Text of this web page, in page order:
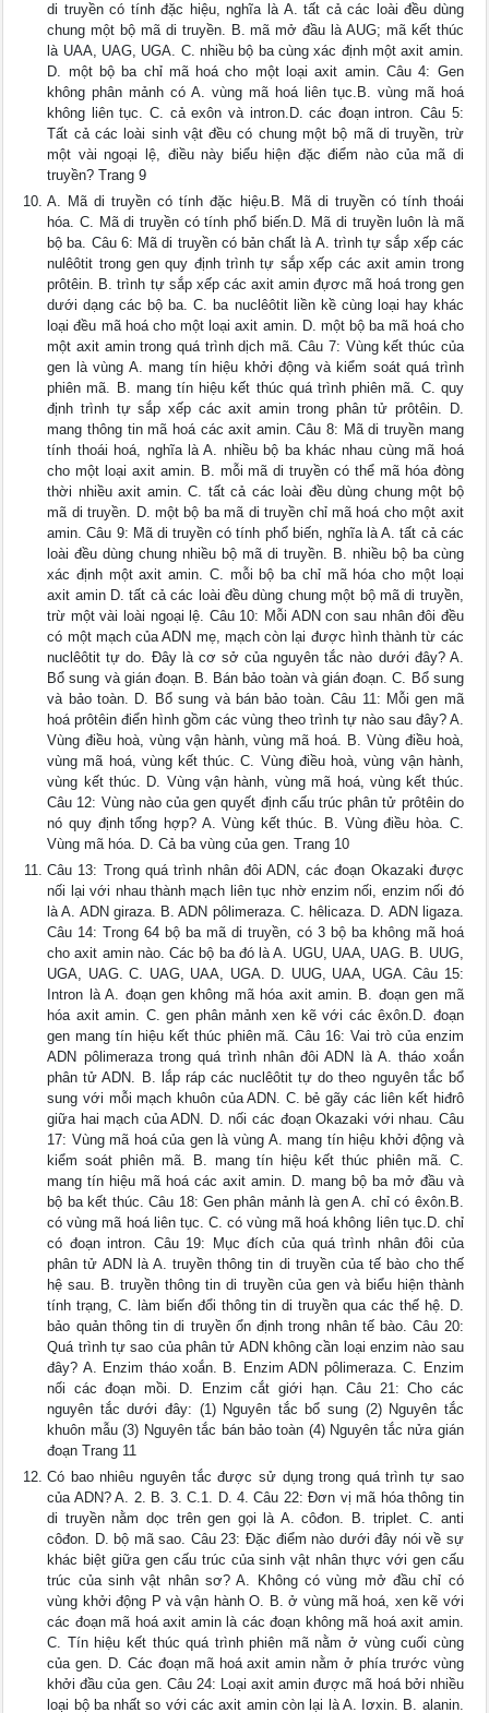
di truyền có tính đặc hiệu, nghĩa là A. tất cả các loài đều dùng
chung một bộ mã di truyền. B. mã mở đầu là AUG; mã kết thúc
là UAA, UAG, UGA. C. nhiều bộ ba cùng xác định một axit amin.
D. một bộ ba chỉ mã hoá cho một loại axit amin. Câu 4: Gen
không phân mảnh có A. vùng mã hoá liên tục.B. vùng mã hoá
không liên tục. C. cả exôn và intron.D. các đoạn intron. Câu 5:
Tất cả các loài sinh vật đều có chung một bộ mã di truyền, trừ
một vài ngoại lệ, điều này biểu hiện đặc điểm nào của mã di
truyền? Trang 9
A. Mã di truyền có tính đặc hiệu.B. Mã di truyền có tính thoái
hóa. C. Mã di truyền có tính phổ biến.D. Mã di truyền luôn là mã
bộ ba. Câu 6: Mã di truyền có bản chất là A. trình tự sắp xếp các
nulêôtit trong gen quy định trình tự sắp xếp các axit amin trong
prôtêin. B. trình tự sắp xếp các axit amin đựơc mã hoá trong gen
dưới dạng các bộ ba. C. ba nuclêôtit liền kề cùng loại hay khác
loại đều mã hoá cho một loại axit amin. D. một bộ ba mã hoá cho
một axit amin trong quá trình dịch mã. Câu 7: Vùng kết thúc của
gen là vùng A. mang tín hiệu khởi động và kiểm soát quá trình
phiên mã. B. mang tín hiệu kết thúc quá trình phiên mã. C. quy
định trình tự sắp xếp các axit amin trong phân tử prôtêin. D.
mang thông tin mã hoá các axit amin. Câu 8: Mã di truyền mang
tính thoái hoá, nghĩa là A. nhiều bộ ba khác nhau cùng mã hoá
cho một loại axit amin. B. mỗi mã di truyền có thể mã hóa đòng
thời nhiều axit amin. C. tất cả các loài đều dùng chung một bộ
mã di truyền. D. một bộ ba mã di truyền chỉ mã hoá cho một axit
amin. Câu 9: Mã di truyền có tính phổ biến, nghĩa là A. tất cả các
loài đều dùng chung nhiều bộ mã di truyền. B. nhiều bộ ba cùng
xác định một axit amin. C. mỗi bộ ba chỉ mã hóa cho một loại
axit amin D. tất cả các loài đều dùng chung một bộ mã di truyền,
trừ một vài loài ngoại lệ. Câu 10: Mỗi ADN con sau nhân đôi đều
có một mạch của ADN mẹ, mạch còn lại được hình thành từ các
nuclêôtit tự do. Đây là cơ sở của nguyên tắc nào dưới đây? A.
Bổ sung và gián đoạn. B. Bán bảo toàn và gián đoạn. C. Bổ sung
và bảo toàn. D. Bổ sung và bán bảo toàn. Câu 11: Mỗi gen mã
hoá prôtêin điển hình gồm các vùng theo trình tự nào sau đây? A.
Vùng điều hoà, vùng vận hành, vùng mã hoá. B. Vùng điều hoà,
vùng mã hoá, vùng kết thúc. C. Vùng điều hoà, vùng vận hành,
vùng kết thúc. D. Vùng vận hành, vùng mã hoá, vùng kết thúc.
Câu 12: Vùng nào của gen quyết định cấu trúc phân tử prôtêin do
nó quy định tổng hợp? A. Vùng kết thúc. B. Vùng điều hòa. C.
Vùng mã hóa. D. Cả ba vùng của gen. Trang 10
Câu 13: Trong quá trình nhân đôi ADN, các đoạn Okazaki được
nối lại với nhau thành mạch liên tục nhờ enzim nối, enzim nối đó
là A. ADN giraza. B. ADN pôlimeraza. C. hêlicaza. D. ADN ligaza.
Câu 14: Trong 64 bộ ba mã di truyền, có 3 bộ ba không mã hoá
cho axit amin nào. Các bộ ba đó là A. UGU, UAA, UAG. B. UUG,
UGA, UAG. C. UAG, UAA, UGA. D. UUG, UAA, UGA. Câu 15:
Intron là A. đoạn gen không mã hóa axit amin. B. đoạn gen mã
hóa axit amin. C. gen phân mảnh xen kẽ với các êxôn.D. đoạn
gen mang tín hiệu kết thúc phiên mã. Câu 16: Vai trò của enzim
ADN pôlimeraza trong quá trình nhân đôi ADN là A. tháo xoắn
phân tử ADN. B. lắp ráp các nuclêôtit tự do theo nguyên tắc bổ
sung với mỗi mạch khuôn của ADN. C. bẻ gãy các liên kết hiđrô
giữa hai mạch của ADN. D. nối các đoạn Okazaki với nhau. Câu
17: Vùng mã hoá của gen là vùng A. mang tín hiệu khởi động và
kiểm soát phiên mã. B. mang tín hiệu kết thúc phiên mã. C.
mang tín hiệu mã hoá các axit amin. D. mang bộ ba mở đầu và
bộ ba kết thúc. Câu 18: Gen phân mảnh là gen A. chỉ có êxôn.B.
có vùng mã hoá liên tục. C. có vùng mã hoá không liên tục.D. chỉ
có đoạn intron. Câu 19: Mục đích của quá trình nhân đôi của
phân tử ADN là A. truyền thông tin di truyền của tế bào cho thế
hệ sau. B. truyền thông tin di truyền của gen và biểu hiện thành
tính trạng, C. làm biến đổi thông tin di truyền qua các thế hệ. D.
bảo quản thông tin di truyền ổn định trong nhân tế bào. Câu 20:
Quá trình tự sao của phân tử ADN không cần loại enzim nào sau
đây? A. Enzim tháo xoắn. B. Enzim ADN pôlimeraza. C. Enzim
nối các đoạn mồi. D. Enzim cắt giới hạn. Câu 21: Cho các
nguyên tắc dưới đây: (1) Nguyên tắc bổ sung (2) Nguyên tắc
khuôn mẫu (3) Nguyên tắc bán bảo toàn (4) Nguyên tắc nửa gián
đoạn Trang 11
Có bao nhiêu nguyên tắc được sử dụng trong quá trình tự sao
của ADN? A. 2. B. 3. C.1. D. 4. Câu 22: Đơn vị mã hóa thông tin
di truyền nằm dọc trên gen gọi là A. côđon. B. triplet. C. anti
côđon. D. bộ mã sao. Câu 23: Đặc điểm nào dưới đây nói về sự
khác biệt giữa gen cấu trúc của sinh vật nhân thực với gen cấu
trúc của sinh vật nhân sơ? A. Không có vùng mở đầu chỉ có
vùng khởi động P và vận hành O. B. ở vùng mã hoá, xen kẽ với
các đoạn mã hoá axit amin là các đoạn không mã hoá axit amin.
C. Tín hiệu kết thúc quá trình phiên mã nằm ở vùng cuối cùng
của gen. D. Các đoạn mã hoá axit amin nằm ở phía trước vùng
khởi đầu của gen. Câu 24: Loại axit amin được mã hoá bởi nhiều
loại bộ ba nhất so với các axit amin còn lại là A. Iơxin. B. alanin.